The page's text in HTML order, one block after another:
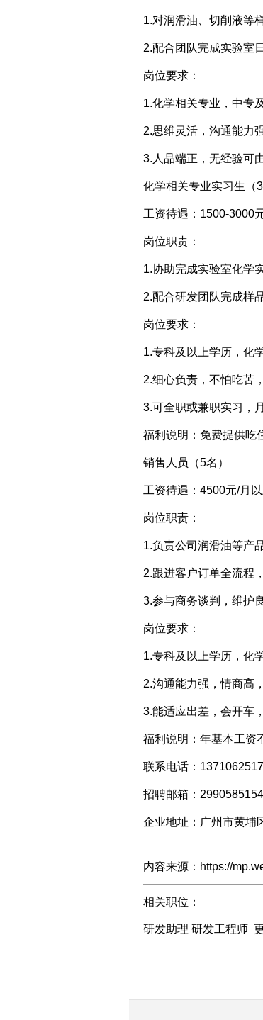
1.对润滑油、切削液等
2.配合团队完成实验室
岗位要求：
1.化学相关专业，中专
2.思维灵活，沟通能力
3.人品端正，无经验可
化学相关专业实习生（3
工资待遇：1500-3000
岗位职责：
1.协助完成实验室化学
2.配合研发团队完成样
岗位要求：
1.专科及以上学历，化
2.细心负责，不怕吃苦
3.可全职或兼职实习，
福利说明：免费提供吃
销售人员（5名）
工资待遇：4500元/月
岗位职责：
1.负责公司润滑油等产
2.跟进客户订单全流程
3.参与商务谈判，维护
岗位要求：
1.专科及以上学历，化
2.沟通能力强，情商高
3.能适应出差，会开车
福利说明：年基本工资
联系电话：
招聘邮箱：
企业地址：广州市黄埔
内容来源：https://
相关职位：
研发助理 研发工程师